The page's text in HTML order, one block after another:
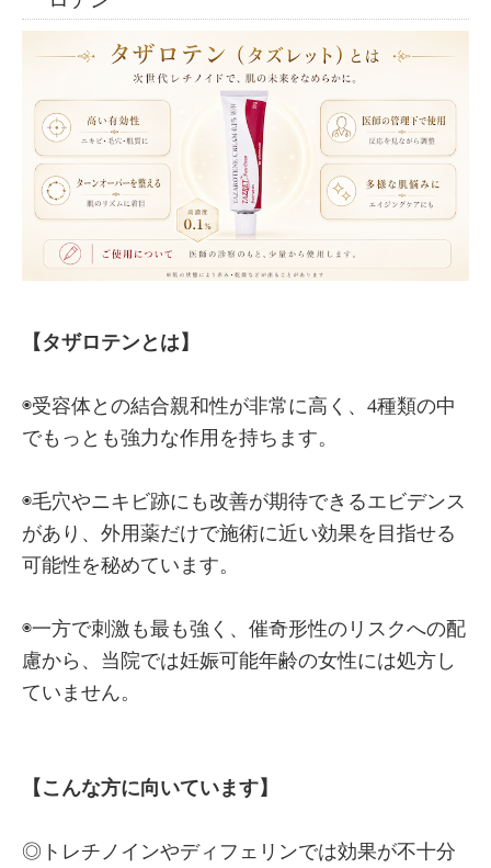
【タザロテンとは】
◉受容体との結合親和性が非常に高く、4種類の中
でもっとも強力な作用を持ちます。
◉毛穴やニキビ跡にも改善が期待できるエビデンス
があり、外用薬だけで施術に近い効果を目指せる
可能性を秘めています。
◉一方で刺激も最も強く、催奇形性のリスクへの配
慮から、当院では妊娠可能年齢の女性には処方し
ていません。
【こんな方に向いています】
◎トレチノインやディフェリンでは効果が不十分